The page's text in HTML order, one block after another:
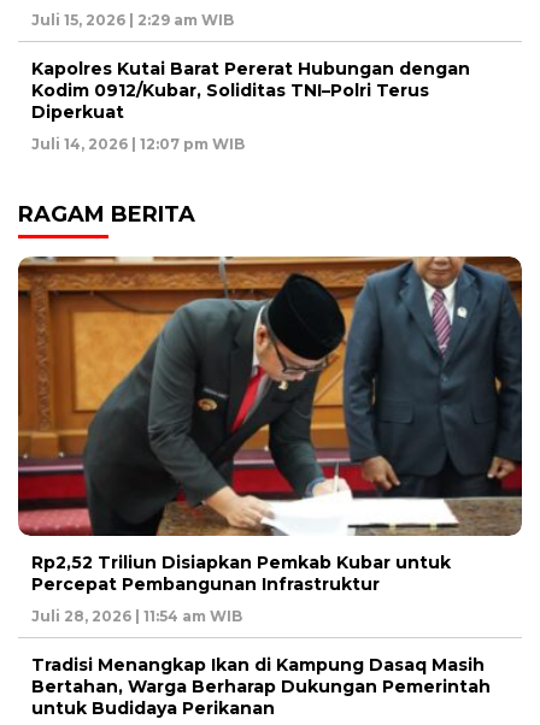
Juli 15, 2026 | 2:29 am WIB
Kapolres Kutai Barat Pererat Hubungan dengan
Kodim 0912/Kubar, Soliditas TNI–Polri Terus
Diperkuat
Juli 14, 2026 | 12:07 pm WIB
RAGAM BERITA
Rp2,52 Triliun Disiapkan Pemkab Kubar untuk
Percepat Pembangunan Infrastruktur
Juli 28, 2026 | 11:54 am WIB
Tradisi Menangkap Ikan di Kampung Dasaq Masih
Bertahan, Warga Berharap Dukungan Pemerintah
untuk Budidaya Perikanan